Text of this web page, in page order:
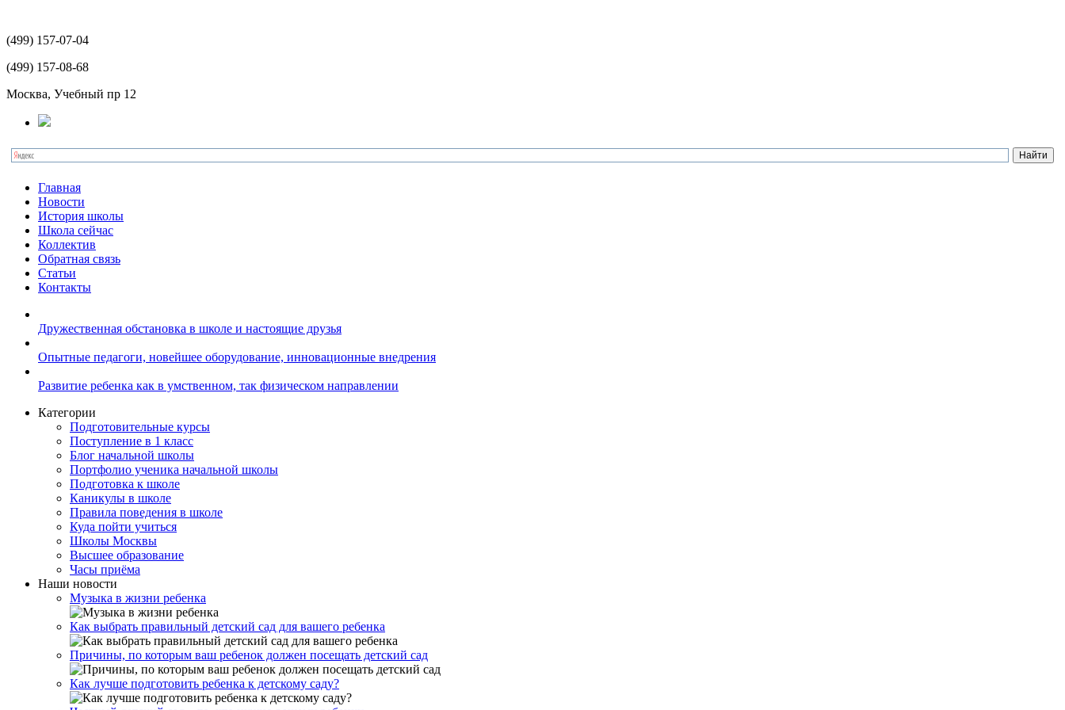
(499) 157-07-04
(499) 157-08-68
Москва, Учебный пр 12
Главная
Новости
История школы
Школа сейчас
Коллектив
Обратная связь
Статьи
Контакты
Дружественная обстановка в школе и настоящие друзья
Опытные педагоги, новейшее оборудование, инновационные внедрения
Развитие ребенка как в умственном, так физическом направлении
Категории
Подготовительные курсы
Поступление в 1 класс
Блог начальной школы
Портфолио ученика начальной школы
Подготовка к школе
Каникулы в школе
Правила поведения в школе
Куда пойти учиться
Школы Москвы
Высшее образование
Часы приёма
Наши новости
Музыка в жизни ребенка
Как выбрать правильный детский сад для вашего ребенка
Причины, по которым ваш ребенок должен посещать детский сад
Как лучше подготовить ребенка к детскому саду?